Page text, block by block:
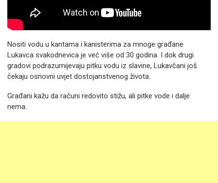
Nositi vodu u kantama i kanisterima za mnoge građane
Lukavca svakodnevica je već više od 30 godina. I dok drugi
gradovi podrazumijevaju pitku vodu iz slavine, Lukavčani još
čekaju osnovni uvjet dostojanstvenog života.
Građani kažu da računi redovito stižu, ali pitke vode i dalje
nema.